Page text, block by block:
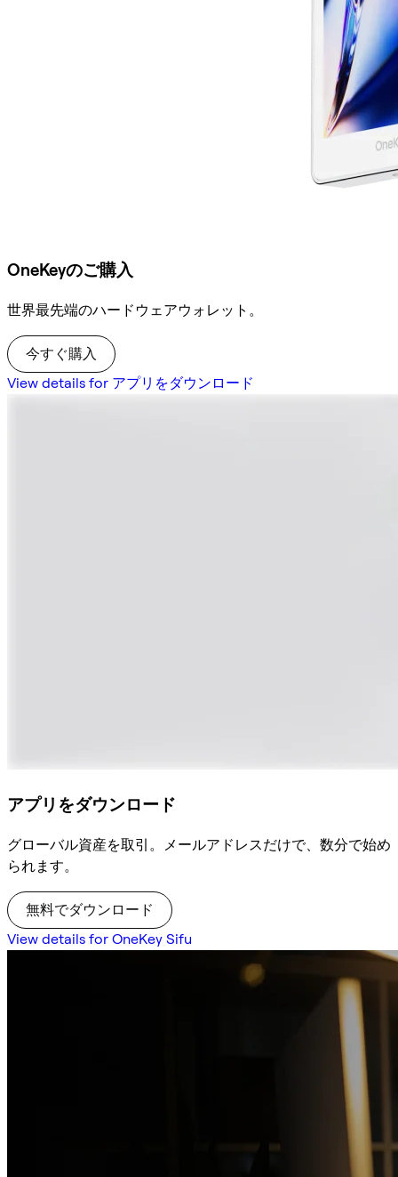
OneKeyのご購入
世界最先端のハードウェアウォレット。
今すぐ購入
View details for アプリをダウンロード
アプリをダウンロード
グローバル資産を取引。メールアドレスだけで、数分で始め
られます。
無料でダウンロード
View details for OneKey Sifu